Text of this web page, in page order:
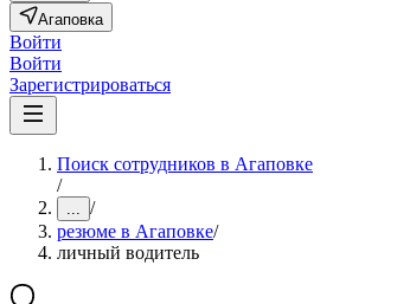
Агаповка
Войти
Войти
Зарегистрироваться
Поиск сотрудников в Агаповке
/
... /
резюме в Агаповке/
личный водитель